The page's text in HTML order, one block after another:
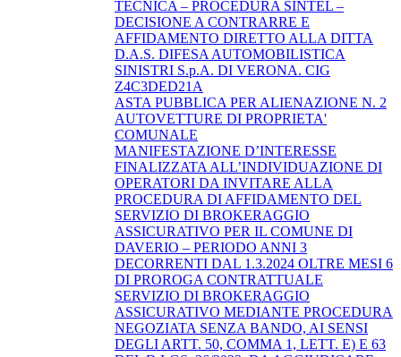
TECNICA – PROCEDURA SINTEL –
DECISIONE A CONTRARRE E
AFFIDAMENTO DIRETTO ALLA DITTA
D.A.S. DIFESA AUTOMOBILISTICA
SINISTRI S.p.A. DI VERONA. CIG
Z4C3DED21A
ASTA PUBBLICA PER ALIENAZIONE N. 2
AUTOVETTURE DI PROPRIETA'
COMUNALE
MANIFESTAZIONE D’INTERESSE
FINALIZZATA ALL’INDIVIDUAZIONE DI
OPERATORI DA INVITARE ALLA
PROCEDURA DI AFFIDAMENTO DEL
SERVIZIO DI BROKERAGGIO
ASSICURATIVO PER IL COMUNE DI
DAVERIO – PERIODO ANNI 3
DECORRENTI DAL 1.3.2024 OLTRE MESI 6
DI PROROGA CONTRATTUALE
SERVIZIO DI BROKERAGGIO
ASSICURATIVO MEDIANTE PROCEDURA
NEGOZIATA SENZA BANDO, AI SENSI
DEGLI ARTT. 50, COMMA 1, LETT. E) E 63